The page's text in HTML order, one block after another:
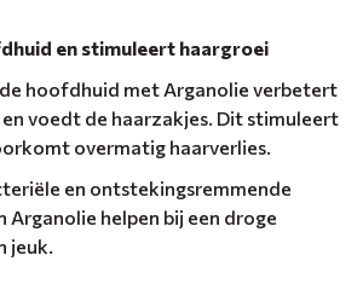
en stimuleert haargroei
de hoofdhuid met Arganolie verbetert
voedt de haarzakjes. Dit stimuleert
overmatig haarverlies.
en ontstekingsremmende
Arganolie helpen bij een droge
jeuk.